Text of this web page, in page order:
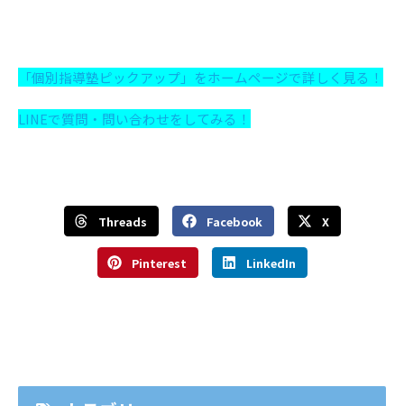
「個別指導塾ピックアップ」をホームページで詳しく見る！
LINEで質問・問い合わせをしてみる！
Threads Facebook X
Pinterest LinkedIn